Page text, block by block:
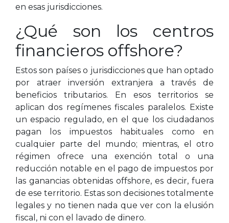
en esas jurisdicciones.
¿Qué son los centros
financieros offshore?
Estos son países o jurisdicciones que han optado
por atraer inversión extranjera a través de
beneficios tributarios. En esos territorios se
aplican dos regímenes fiscales paralelos. Existe
un espacio regulado, en el que los ciudadanos
pagan los impuestos habituales como en
cualquier parte del mundo; mientras, el otro
régimen ofrece una exención total o una
reducción notable en el pago de impuestos por
las ganancias obtenidas offshore, es decir, fuera
de ese territorio. Estas son decisiones totalmente
legales y no tienen nada que ver con la elusión
fiscal, ni con el lavado de dinero.